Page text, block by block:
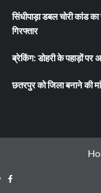
सिंधीपाड़ा डबल चोरी कांड
गिरफ्तार
ब्रेकिंग: डोहरी के पहाड़ों
छतरपुर को जिला बनाने की
Facebook